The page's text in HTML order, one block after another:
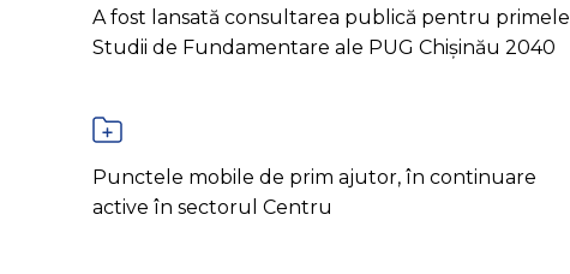
A fost lansată consultarea publică pentru primele
Studii de Fundamentare ale PUG Chișinău 2040
Punctele mobile de prim ajutor, în continuare
active în sectorul Centru